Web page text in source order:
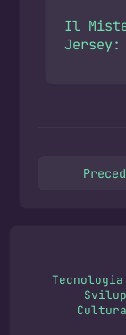
Il
Jersey:
Tecnologia